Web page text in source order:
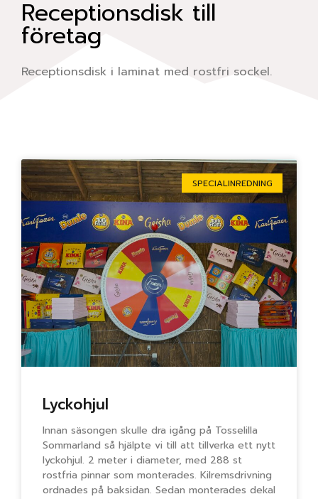
Receptionsdisk till
företag
Receptionsdisk i laminat med rostfri sockel.
SPECIALINREDNING
Lyckohjul
Innan säsongen skulle dra igång på Tosselilla
Sommarland så hjälpte vi till att tillverka ett nytt
lyckohjul. 2 meter i diameter, med 288 st
rostfria pinnar som monterades. Kilremsdrivning
ordnades på baksidan. Sedan monterades dekal
Sida Sida Sida Sida Sida